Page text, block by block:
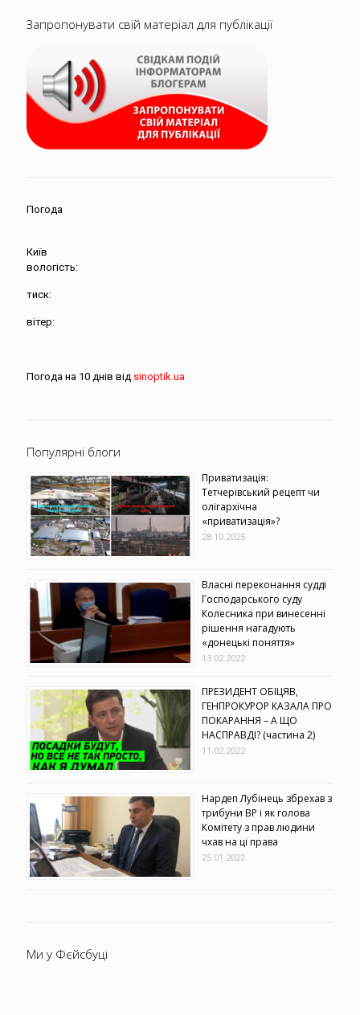
Запропонувати свій матеріал для публікації
Погода
Київ
вологість:
тиск:
вітер:
Погода на 10 днів від sinoptik.ua
Популярні блоги
Приватизація:
Тетчерівський рецепт чи
олігархічна
«приватизація»?
28.10.2025
Власні переконання судді
Господарського суду
Колесника при винесенні
рішення нагадують
«донецькі поняття»
13.02.2022
ПРЕЗИДЕНТ ОБІЦЯВ,
ГЕНПРОКУРОР КАЗАЛА ПРО
ПОКАРАННЯ – А ЩО
НАСПРАВДІ? (частина 2)
11.02.2022
Нардеп Лубінець збрехав з
трибуни ВР і як голова
Комітету з прав людини
чхав на ці права
25.01.2022
Ми у Фєйсбуці